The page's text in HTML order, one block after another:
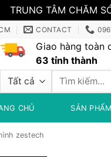
TRUNG TÂM CHĂM
CONTACT
Giao hàng toàn
63 tỉnh thành
Tìm
CHỦ SẢN PHẨM
zestech